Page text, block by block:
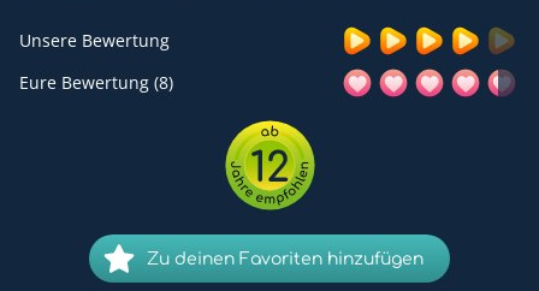
Impressum
Datenschutzerklärung
Unsere Bewertung
Eure Bewertung (8)
12
Zu deinen Favoriten hinzufügen